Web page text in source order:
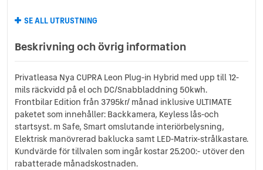
SE ALL UTRUSTNING
Beskrivning och övrig information
Privatleasa Nya CUPRA Leon Plug-in Hybrid med upp till 12-
mils räckvidd på el och DC/Snabbladdning 50kwh.
Frontbilar Edition från 3795kr/ månad inklusive ULTIMATE
paketet som innehåller: Backkamera, Keyless lås-och
startsyst. m Safe, Smart omslutande interiörbelysning,
Elektrisk manövrerad baklucka samt LED-Matrix-strålkastare.
Kundvärde för tillvalen som ingår kostar 25.200:- utöver den
rabatterade månadskostnaden.